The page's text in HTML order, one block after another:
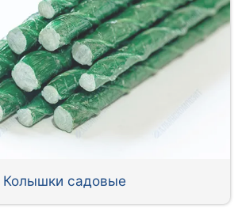
Колышки садовые